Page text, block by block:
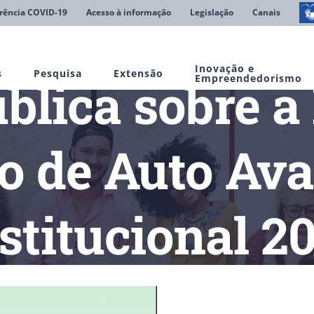
COVID-19 Acesso à informação Legislação Canais
Pesquisa Extensão Inovação e
Empreendedorismo
sobre
de Auto